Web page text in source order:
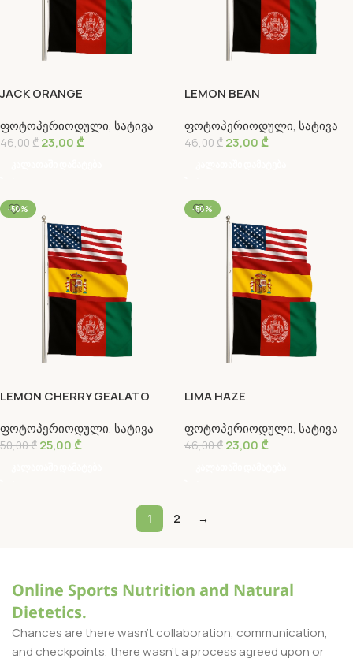
JACK ORANGE
ფოტოპერიოდული, სატივა
46,00₾ 23,00₾
LEMON BEAN
ფოტოპერიოდული, სატივა
46,00₾ 23,00₾
-50%
LEMON CHERRY GEALATO
ფოტოპერიოდული, სატივა
50,00₾ 25,00₾
-50%
LIMA HAZE
ფოტოპერიოდული, სატივა
46,00₾ 23,00₾
1 2 →
Online Sports Nutrition and Natural
Dietetics.
Chances are there wasn't collaboration, communication,
and checkpoints, there wasn't a process agreed upon or